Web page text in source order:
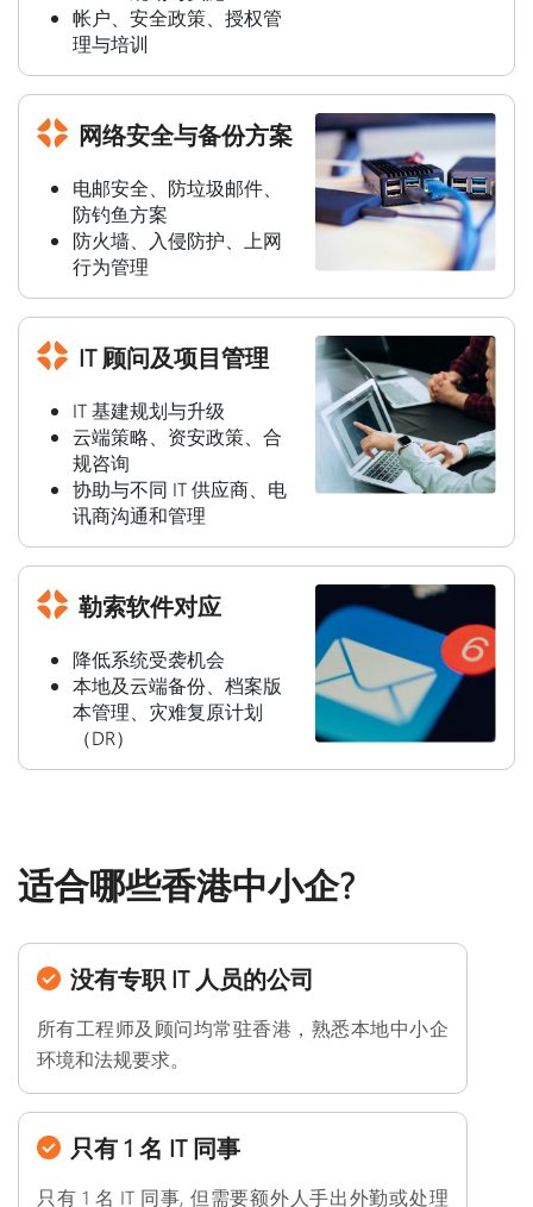
帐户、安全政策、授权管
理与培训
网络安全与备份方案
电邮安全、防垃圾邮件、
防钓鱼方案
防火墙、入侵防护、上网
行为管理
IT 顾问及项目管理
IT 基建规划与升级
云端策略、资安政策、合
规咨询
协助与不同 IT 供应商、电
讯商沟通和管理
勒索软件对应
降低系统受袭机会
本地及云端备份、档案版
本管理、灾难复原计划
（DR）
适合哪些香港中小企?
没有专职 IT 人员的公司
所有工程师及顾问均常驻香港，熟悉本地中小企
环境和法规要求。
只有 1 名 IT 同事
只有 1 名 IT 同事, 但需要额外人手出外勤或处理